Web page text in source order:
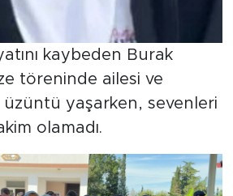
kaybeden Burak
töreninde ailesi ve
üzüntü yaşarken, sevenleri
olamadı.